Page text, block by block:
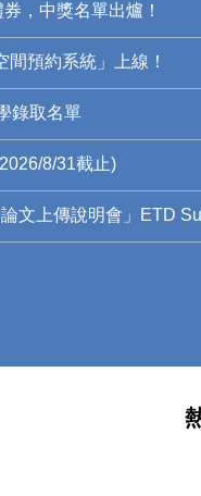
，中獎名單出爐！
間預約系統」上線！
錄取名單
8/31截止)
Guide ( Mandarin Chinese )